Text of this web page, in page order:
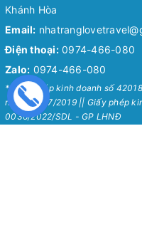
Khánh Hòa
Email:
Điện thoại: 0974-466-080
Zalo: 0974-466-080
* Giấy phép kinh doanh số
ngày 24/07/2019 || Giấy phép
0036/2022/SDL - GP LHNĐ